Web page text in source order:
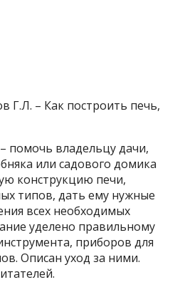
Г.Л. – Как построить печь,
помочь владельцу дачи,
или садового домика
конструкцию печи,
типов, дать ему нужные
всех необходимых
уделено правильному
приборов для
Описан уход за ними.